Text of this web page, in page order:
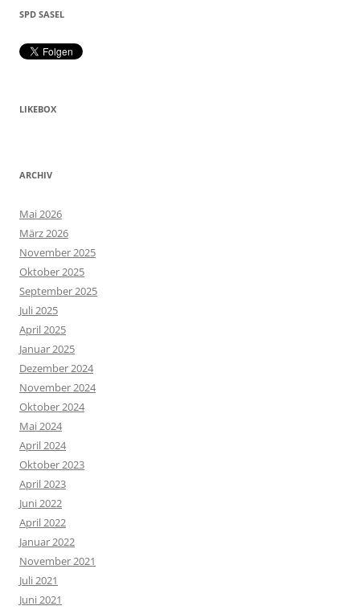
SPD SASEL
LIKEBOX
ARCHIV
Mai 2026
März 2026
November 2025
Oktober 2025
September 2025
Juli 2025
April 2025
Januar 2025
Dezember 2024
November 2024
Oktober 2024
Mai 2024
April 2024
Oktober 2023
April 2023
Juni 2022
April 2022
Januar 2022
November 2021
Juli 2021
Juni 2021